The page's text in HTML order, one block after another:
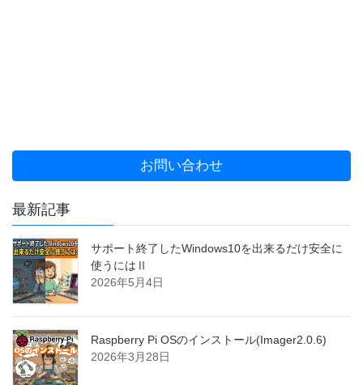
お問い合わせ
最新記事
サポート終了したWindows10を出来るだけ安全に
使うにはⅡ
2026年5月4日
Raspberry Pi OSのインストール(Imager2.0.6)
2026年3月28日